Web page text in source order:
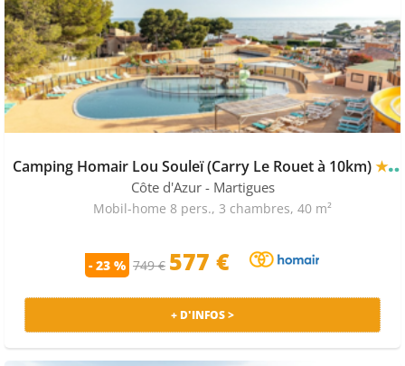
Camping Homair Lou Souleï (Carry Le Rouet à 10km)★★★★
Côte d'Azur - Martigues
Mobil-home 8 pers., 3 chambres, 40 m²
- 23 % 749 € 577 €
+ D'INFOS >